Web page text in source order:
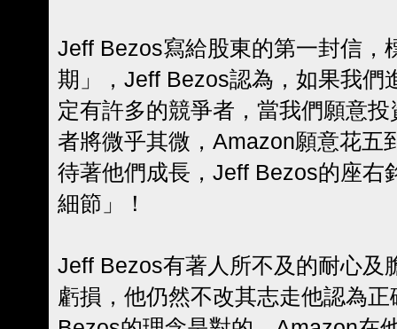
Jeff Bezos寫給股東的第一封信，
期」，Jeff Bezos認為，如果我們
定有許多的競爭者，當我們願意
者將微乎其微，Amazon願意花五
待著他們成長，Jeff Bezos的座右
細節」！
Jeff Bezos有著人所不及的耐心及
虧損，他仍然不改其志走他認為